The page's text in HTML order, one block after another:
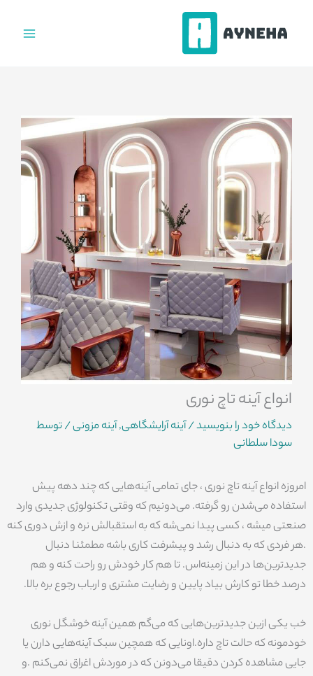
انواع آینه تاچ نوری
دیدگاه‌ خود را بنویسید/آینه آرایشگاهی,آینه مزونی/ توسط
سودا سلطانی
امروزه انواع آینه تاچ نوری ، جای تمامی آینه‌هایی که چند دهه پیش
استفاده می‌شدن رو گرفته. می‌دونیم که وقتی تکنولوژی جدیدی وارد
صنعتی میشه ، کسی پیدا نمی‌شه که به استقبالش نره و ازش دوری کنه
.هر فردی که به دنبال رشد و پیشرفت کاری باشه مطمئنا دنبال
جدیدترین‌ها در این زمینه‌اس. تا هم کار خودش رو راحت کنه و هم
درصد خطا تو کارش بیاد پایین و رضایت مشتری و ارباب رجوع بره بالا.
خب یکی ازین جدیدترین‌هایی که می‌گم همین آینه خوشگل نوری
خودمونه که حالت تاچ داره.اونایی که همچین سبک آینه‌هایی دارن یا
جایی مشاهده کردن دقیقا می‌دونن که در موردش اغراق نمی‌کنم .و